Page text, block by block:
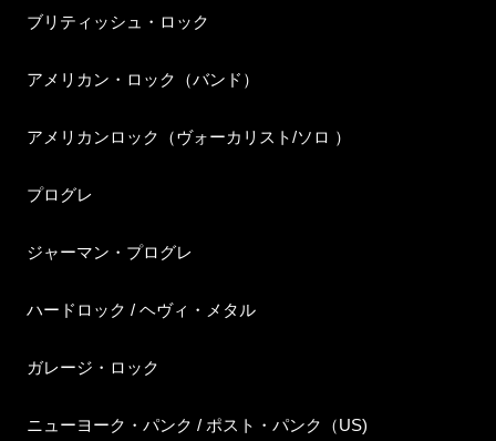
ブリティッシュ・ロック
アメリカン・ロック（バンド）
アメリカンロック（ヴォーカリスト/ソロ ）
プログレ
ジャーマン・プログレ
ハードロック / ヘヴィ・メタル
ガレージ・ロック
ニューヨーク・パンク / ポスト・パンク（US)